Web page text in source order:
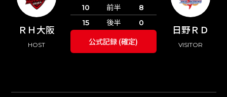
ＲＨ大阪
HOST
日野ＲＤ
VISITOR
10 前半
8
15
後半 0
公式記録 (確定)